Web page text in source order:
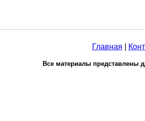
Главная
Все материалы представлены